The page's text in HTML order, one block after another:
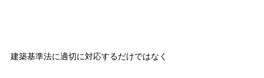
建築基準法に適切に対応するだけではなく